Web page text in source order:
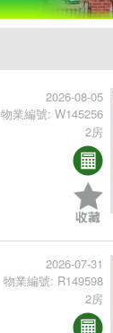
2026-08-05
物業編號: W145256
2房
2026-07-31
物業編號: R149598
2房